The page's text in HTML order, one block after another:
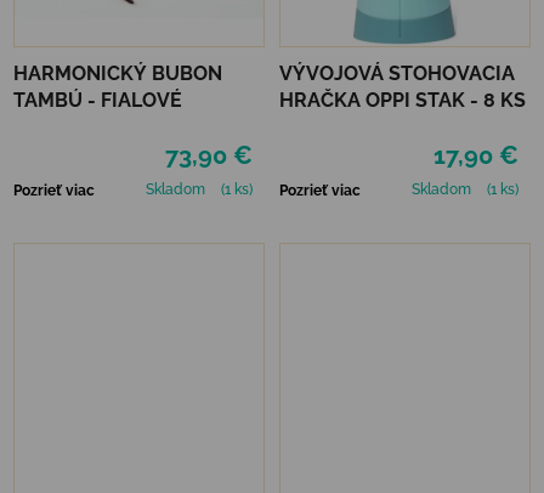
HARMONICKÝ BUBON
TAMBÚ - FIALOVÉ
73,90 €
Pozrieť viac Skladom (1 ks)
VÝVOJOVÁ STOHOVACIA
HRAČKA OPPI STAK - 8 KS
17,90 €
Pozrieť viac Skladom (1 ks)